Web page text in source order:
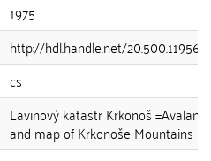
1975
http://hdl.handle.net/20.500.11956/
cs
Lavinový katastr Krkonoš
and map of Krkonoše Mountains